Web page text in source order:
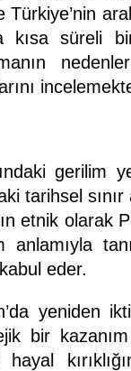
kısa süreli
gerilim
tarihsel sınır
etnik olarak
eder.
yeniden
bir